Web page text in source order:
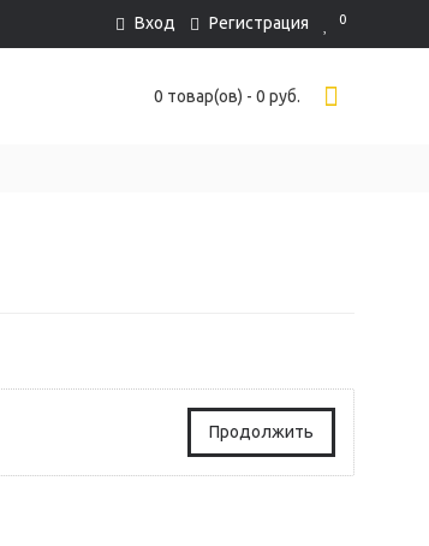
Вход Регистрация 0
0 товар(ов) - 0 руб.
Продолжить